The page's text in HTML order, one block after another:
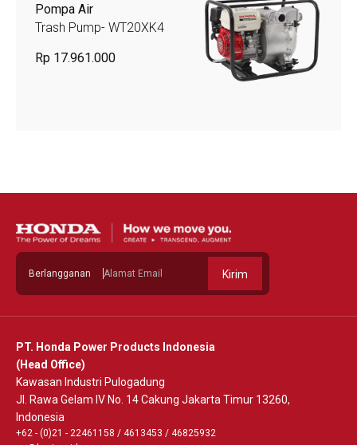
Pompa Air
Trash Pump- WT20XK4
Rp 17.961.000
Berlangganan Kirim
PT. Honda Power Products Indonesia
(Head Office)
Kawasan Industri Pulogadung
Jl. Rawa Gelam IV No. 14 Cakung Jakarta Timur 13260,
Indonesia
+62 - (0)21 - 22461158 / 4613453 / 46825932